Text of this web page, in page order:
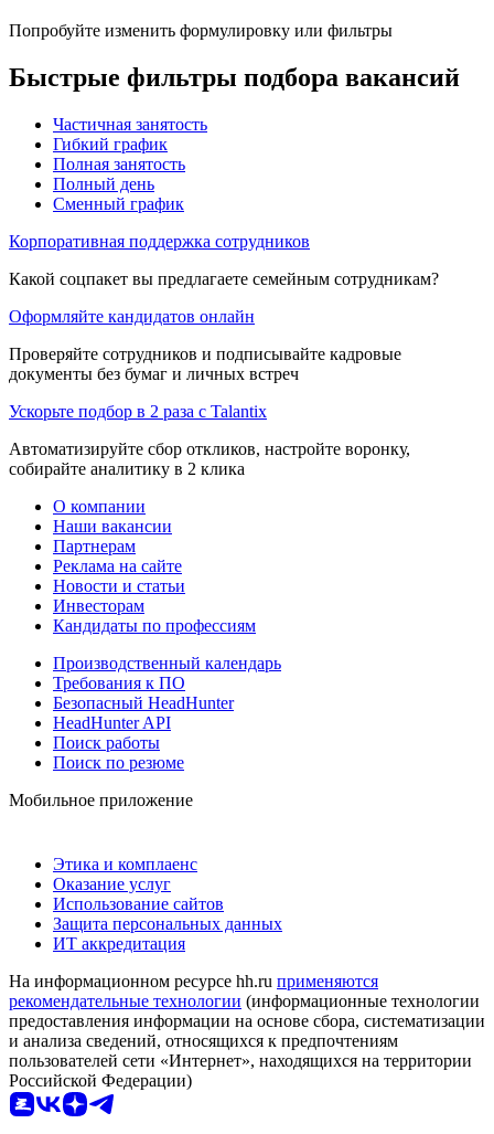
Попробуйте изменить формулировку или фильтры
Быстрые фильтры подбора вакансий
Частичная занятость
Гибкий график
Полная занятость
Полный день
Сменный график
Корпоративная поддержка сотрудников
Какой соцпакет вы предлагаете семейным сотрудникам?
Оформляйте кандидатов онлайн
Проверяйте сотрудников и подписывайте кадровые
документы без бумаг и личных встреч
Ускорьте подбор в 2 раза с Talantix
Автоматизируйте сбор откликов, настройте воронку,
собирайте аналитику в 2 клика
О компании
Наши вакансии
Партнерам
Реклама на сайте
Новости и статьи
Инвесторам
Кандидаты по профессиям
Производственный календарь
Требования к ПО
Безопасный HeadHunter
HeadHunter API
Поиск работы
Поиск по резюме
Мобильное приложение
Этика и комплаенс
Оказание услуг
Использование сайтов
Защита персональных данных
ИТ аккредитация
На информационном ресурсе hh.ru применяются
рекомендательные технологии (информационные технологии
предоставления информации на основе сбора, систематизации
и анализа сведений, относящихся к предпочтениям
пользователей сети «Интернет», находящихся на территории
Российской Федерации)